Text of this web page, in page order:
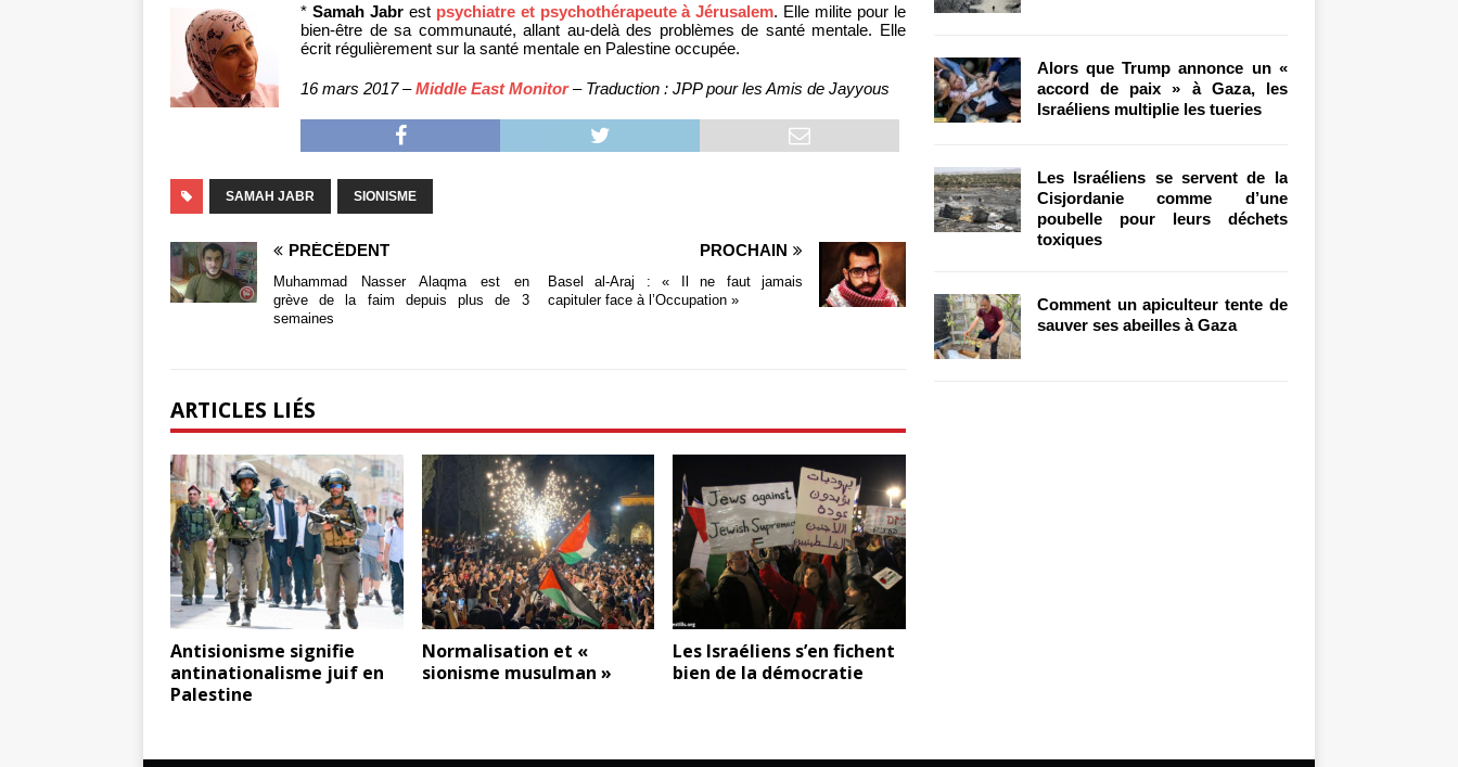
* Samah Jabrest psychiatre et psychothérapeute à Jérusalem. Elle milite pour le
bien-être de sa communauté, allant au-delà des problèmes de santé mentale. Elle
écrit régulièrement sur la santé mentale en Palestine occupée.
16 mars 2017 –Middle East Monitor– Traduction : JPP pour les Amis de Jayyous
SAMAH JABR SIONISME
PRÉCÉDENT
Muhammad Nasser Alaqma est en
grève de la faim depuis plus de 3
semaines
PROCHAIN
Basel al-Araj : « Il ne faut jamais
capituler face à l’Occupation »
ARTICLES LIÉS
Antisionisme signifie
antinationalisme juif en
Palestine
Normalisation et «
sionisme musulman »
Les Israéliens s’en fichent
bien de la démocratie
Alors que Trump annonce un «
accord de paix » à Gaza, les
Israéliens multiplie les tueries
Les Israéliens se servent de la
Cisjordanie comme d’une
poubelle pour leurs déchets
toxiques
Comment un apiculteur tente de
sauver ses abeilles à Gaza